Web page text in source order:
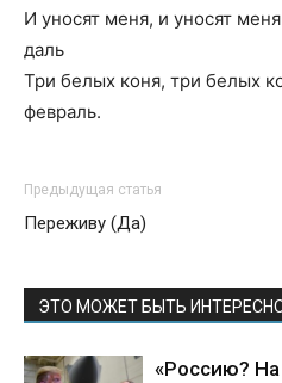
И уносят меня, и уносят
даль
Три белых коня, три белых
февраль.
Предыдущая статья
Переживу (Да)
ЭТО МОЖЕТ БЫТЬ
«Россию?